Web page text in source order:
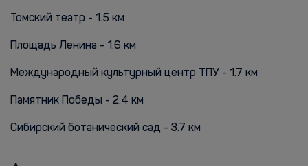
Томский театр - 1.5 км
Площадь Ленина - 1.6 км
Международный культурный центр ТПУ - 1.7 км
Памятник Победы - 2.4 км
Сибирский ботанический сад - 3.7 км